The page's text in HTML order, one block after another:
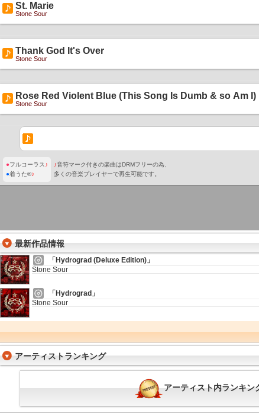
St. Marie
Stone Sour
Thank God It's Over
Stone Sour
Rose Red Violent Blue (This Song Is Dumb & so Am I)
Stone Sour
●フルコーラス ♪
●着うた®♪
♪音符マーク付きの楽曲はDRMフリーの為、
多くの音楽プレイヤーで再生可能です。
最新作品情報
「Hydrograd (Deluxe Edition)」
Stone Sour
「Hydrograd」
Stone Sour
アーティストランキング
アーティスト内ランキン